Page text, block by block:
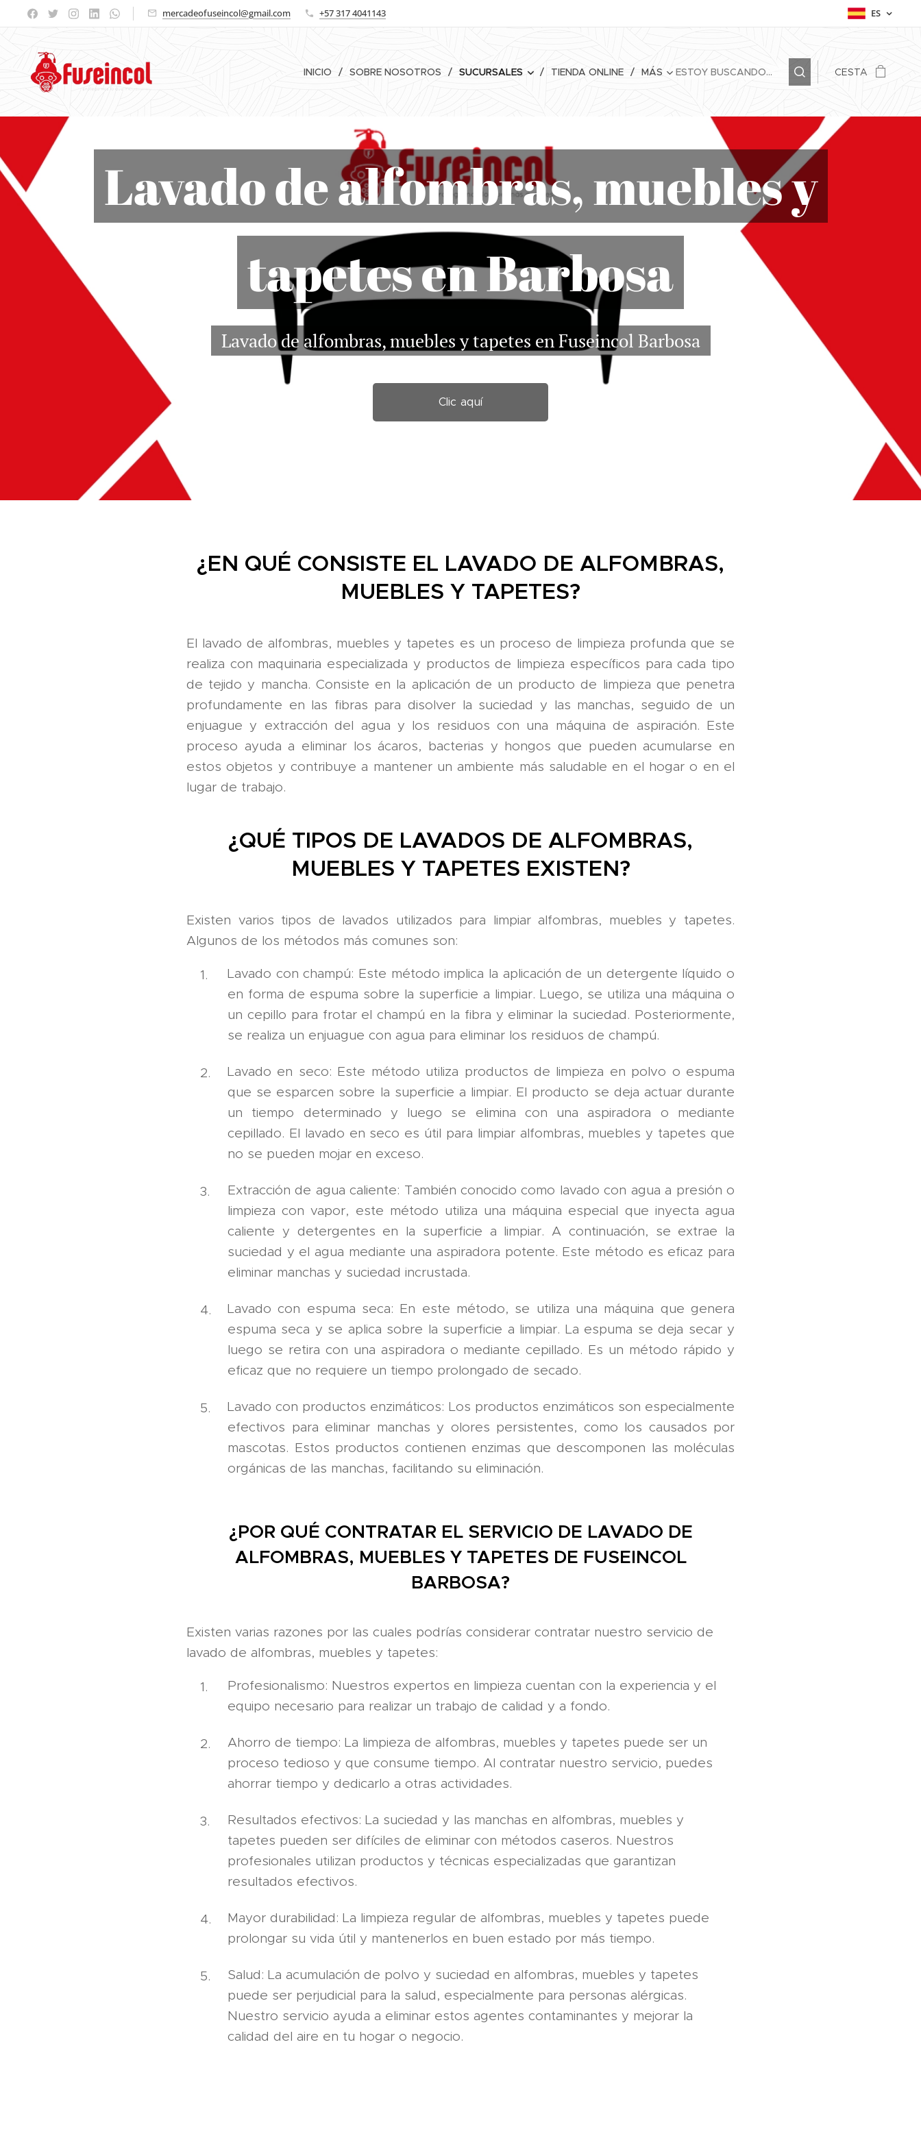
mercadeofuseincol@gmail.com +57 317 4041143 ES
INICIO SOBRE NOSOTROS SUCURSALES TIENDA ONLINE MÁS CESTA
Lavado de alfombras, muebles y
tapetes en Barbosa
Lavado de alfombras, muebles y tapetes en Fuseincol Barbosa
Clic aquí
¿EN QUÉ CONSISTE EL LAVADO DE ALFOMBRAS,
MUEBLES Y TAPETES?
El lavado de alfombras, muebles y tapetes es un proceso de limpieza profunda que se
realiza con maquinaria especializada y productos de limpieza específicos para cada tipo
de tejido y mancha. Consiste en la aplicación de un producto de limpieza que penetra
profundamente en las fibras para disolver la suciedad y las manchas, seguido de un
enjuague y extracción del agua y los residuos con una máquina de aspiración. Este
proceso ayuda a eliminar los ácaros, bacterias y hongos que pueden acumularse en
estos objetos y contribuye a mantener un ambiente más saludable en el hogar o en el
lugar de trabajo.
¿QUÉ TIPOS DE LAVADOS DE ALFOMBRAS,
MUEBLES Y TAPETES EXISTEN?
Existen varios tipos de lavados utilizados para limpiar alfombras, muebles y tapetes.
Algunos de los métodos más comunes son:
Lavado con champú: Este método implica la aplicación de un detergente líquido o
en forma de espuma sobre la superficie a limpiar. Luego, se utiliza una máquina o
un cepillo para frotar el champú en la fibra y eliminar la suciedad. Posteriormente,
se realiza un enjuague con agua para eliminar los residuos de champú.
Lavado en seco: Este método utiliza productos de limpieza en polvo o espuma
que se esparcen sobre la superficie a limpiar. El producto se deja actuar durante
un tiempo determinado y luego se elimina con una aspiradora o mediante
cepillado. El lavado en seco es útil para limpiar alfombras, muebles y tapetes que
no se pueden mojar en exceso.
Extracción de agua caliente: También conocido como lavado con agua a presión o
limpieza con vapor, este método utiliza una máquina especial que inyecta agua
caliente y detergentes en la superficie a limpiar. A continuación, se extrae la
suciedad y el agua mediante una aspiradora potente. Este método es eficaz para
eliminar manchas y suciedad incrustada.
Lavado con espuma seca: En este método, se utiliza una máquina que genera
espuma seca y se aplica sobre la superficie a limpiar. La espuma se deja secar y
luego se retira con una aspiradora o mediante cepillado. Es un método rápido y
eficaz que no requiere un tiempo prolongado de secado.
Lavado con productos enzimáticos: Los productos enzimáticos son especialmente
efectivos para eliminar manchas y olores persistentes, como los causados por
mascotas. Estos productos contienen enzimas que descomponen las moléculas
orgánicas de las manchas, facilitando su eliminación.
¿POR QUÉ CONTRATAR EL SERVICIO DE LAVADO DE
ALFOMBRAS, MUEBLES Y TAPETES DE FUSEINCOL
BARBOSA?
Existen varias razones por las cuales podrías considerar contratar nuestro servicio de
lavado de alfombras, muebles y tapetes:
Profesionalismo: Nuestros expertos en limpieza cuentan con la experiencia y el
equipo necesario para realizar un trabajo de calidad y a fondo.
Ahorro de tiempo: La limpieza de alfombras, muebles y tapetes puede ser un
proceso tedioso y que consume tiempo. Al contratar nuestro servicio, puedes
ahorrar tiempo y dedicarlo a otras actividades.
Resultados efectivos: La suciedad y las manchas en alfombras, muebles y
tapetes pueden ser difíciles de eliminar con métodos caseros. Nuestros
profesionales utilizan productos y técnicas especializadas que garantizan
resultados efectivos.
Mayor durabilidad: La limpieza regular de alfombras, muebles y tapetes puede
prolongar su vida útil y mantenerlos en buen estado por más tiempo.
Salud: La acumulación de polvo y suciedad en alfombras, muebles y tapetes
puede ser perjudicial para la salud, especialmente para personas alérgicas.
Nuestro servicio ayuda a eliminar estos agentes contaminantes y mejorar la
calidad del aire en tu hogar o negocio.